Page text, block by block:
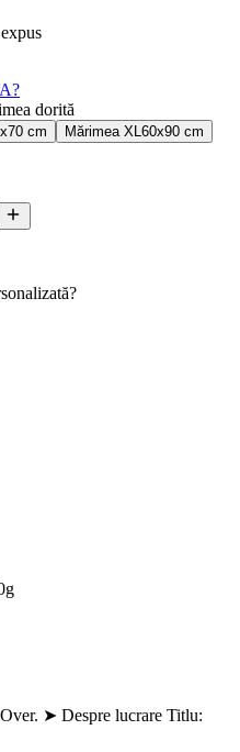
dorită
cm Mărimea XL 60x90 cm
➤ Despre lucrare Titlu: